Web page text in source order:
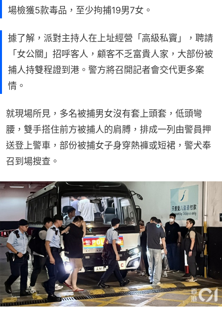
場檢獲5款毒品，至少拘捕19男7女。
據了解，派對主持人在上址經營「高級私竇」，聘請
「女公關」招呼客人，顧客不乏富貴人家，大部份被
捕人持雙程證到港。警方將召開記者會交代更多案
情。
就現場所見，多名被捕男女沒有套上頭套，低頭彎
腰，雙手搭住前方被捕人的肩膊，排成一列由警員押
送登上警車，部份被捕女子身穿熱褲或短裙，警犬奉
召到場搜查。